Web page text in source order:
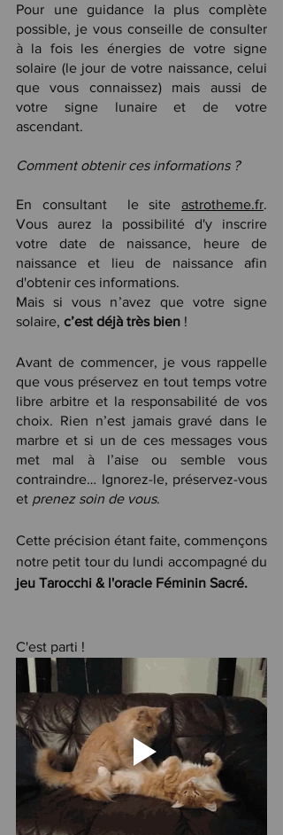
Pour une guidance la plus complète
possible, je vous conseille de consulter
à la fois les énergies de votre signe
solaire (le jour de votre naissance, celui
que vous connaissez) mais aussi de
votre signe lunaire et de votre
ascendant.
Comment obtenir ces informations ?
En consultant  le site astrotheme.fr.
Vous aurez la possibilité d'y inscrire
votre date de naissance, heure de
naissance et lieu de naissance afin
d'obtenir ces informations.
Mais si vous n’avez que votre signe
solaire, c’est déjà très bien !
Avant de commencer, je vous rappelle
que vous préservez en tout temps votre
libre arbitre et la responsabilité de vos
choix. Rien n’est jamais gravé dans le
marbre et si un de ces messages vous
met mal à l’aise ou semble vous
contraindre… Ignorez-le, préservez-vous
et prenez soin de vous.
Cette précision étant faite, commençons
jeu Tarocchi & l'oracle Féminin Sacré.
C'est parti !